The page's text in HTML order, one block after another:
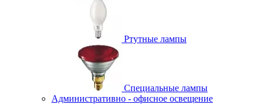
Ртутные лампы
Специальные лампы
Административно - офисное освещение